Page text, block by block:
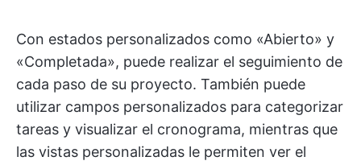
Con estados personalizados como «Abierto» y
«Completada», puede realizar el seguimiento de
cada paso de su proyecto. También puede
utilizar campos personalizados para categorizar
tareas y visualizar el cronograma, mientras que
las vistas personalizadas le permiten ver el